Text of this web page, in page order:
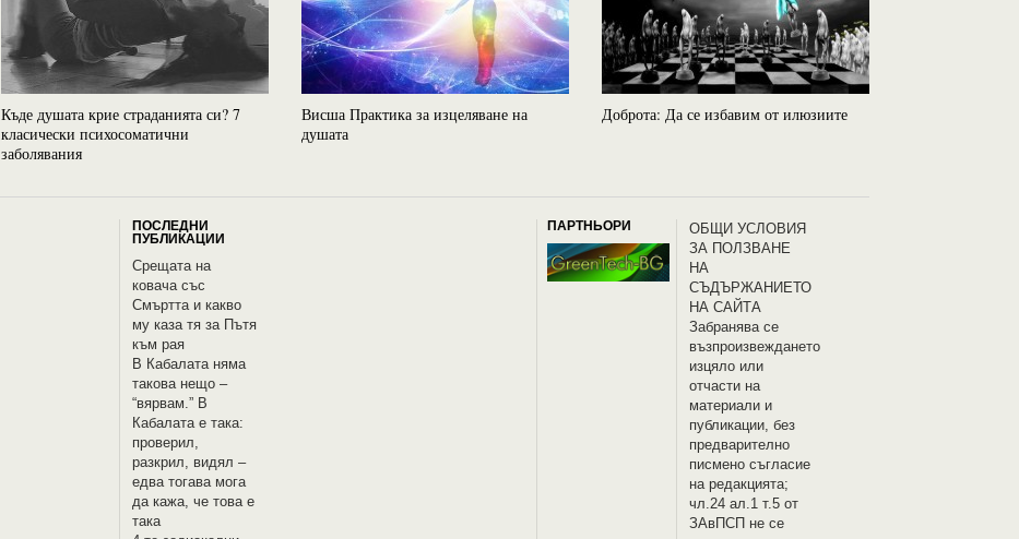
Къде душата крие страданията си? 7
класически психосоматични
заболявания
Висша Практика за изцеляване на
душата
Доброта: Да се избавим от илюзиите
ПОСЛЕДНИ
ПУБЛИКАЦИИ
Срещата на
ковача със
Смъртта и какво
му каза тя за Пътя
към рая
В Кабалата няма
такова нещо –
“вярвам.” В
Кабалата е така:
проверил,
разкрил, видял –
едва тогава мога
да кажа, че това е
така
ПАРТНЬОРИ
OБЩИ УСЛОВИЯ
ЗА ПОЛЗВАНЕ
НА
СЪДЪРЖАНИЕТО
НА САЙТА
Забранява се
възпроизвеждането
изцяло или
отчасти на
материали и
публикации, без
предварително
писмено съгласие
на редакцията;
чл.24 ал.1 т.5 от
ЗАвПСП не се